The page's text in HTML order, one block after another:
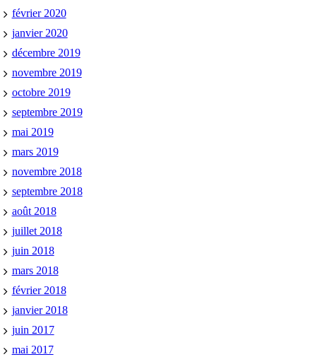
février 2020
janvier 2020
décembre 2019
novembre 2019
octobre 2019
septembre 2019
mai 2019
mars 2019
novembre 2018
septembre 2018
août 2018
juillet 2018
juin 2018
mars 2018
février 2018
janvier 2018
juin 2017
mai 2017